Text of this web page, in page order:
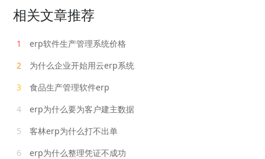
相关文章推荐
1
erp软件生产管理系统价格
2
为什么企业开始用云erp系统
3
食品生产管理软件erp
4
erp为什么要为客户建主数据
5
客林erp为什么打不出单
6
erp为什么整理凭证不成功